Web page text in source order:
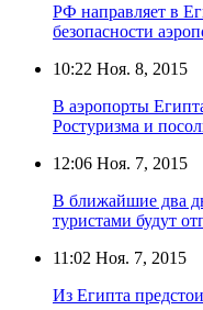
РФ направляет в
безопасности
10:22 Ноя. 8, 2015
В аэропорты
Ростуризма и
12:06 Ноя. 7, 2015
В ближайшие два
туристами будут
11:02 Ноя. 7, 2015
Из Египта